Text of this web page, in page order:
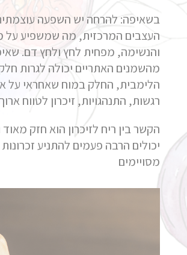
בשאיפה: להרחה יש השפעה
העצבים המרכזית, מה שמשפיע על
והנשימה, מפחית לחץ ולחץ דם.
מהשמנים האתריים יכולה לגרות
הלימבית, החלק במוח שאחראי על
רגשות, התנהגויות, זיכרון לטווח
הקשר בין ריח לזיכרון הוא חזק מאוד
יכולים הרבה פעמים להתניע
מסויימים